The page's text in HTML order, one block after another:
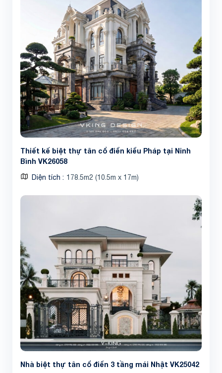
Thiết kế biệt thự tân cổ điển kiểu Pháp tại Ninh
Bình VK26058
Diện tích 178.5m2 (10.5m x 17m)
Nhà biệt thự tân cổ điển 3 tầng mái Nhật VK25042